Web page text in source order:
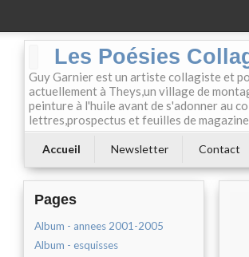
Les Poésies
Guy Garnier est un artiste collagiste et
actuellement à Theys,un village de
peinture à l'huile avant de s'adonner au
lettres,prospectus et feuilles de
Accueil Newsletter Contact
Pages
Album - annees 2001-2005
Album - esquisses